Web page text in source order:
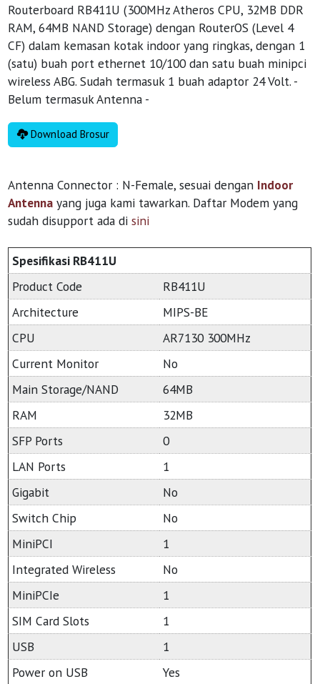
Routerboard RB411U (300MHz Atheros CPU, 32MB DDR
RAM, 64MB NAND Storage) dengan RouterOS (Level 4
CF) dalam kemasan kotak indoor yang ringkas, dengan 1
(satu) buah port ethernet 10/100 dan satu buah minipci
wireless ABG. Sudah termasuk 1 buah adaptor 24 Volt. -
Belum termasuk Antenna -
Download Brosur
Antenna Connector : N-Female, sesuai dengan Indoor
Antenna yang juga kami tawarkan. Daftar Modem yang
sudah disupport ada disini
Spesifikasi RB411U
Product Code
RB411U
Architecture
MIPS-BE
CPU
AR7130 300MHz
Current Monitor
No
Main Storage/NAND
64MB
RAM
32MB
SFP Ports
0
LAN Ports
1
Gigabit
No
Switch Chip
No
MiniPCI
1
Integrated Wireless
No
MiniPCIe
1
SIM Card Slots
1
USB
1
Power on USB
Yes